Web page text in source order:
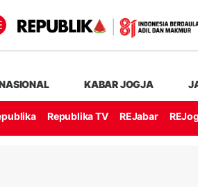
KABAR JOGJA
Republika TV REJabar